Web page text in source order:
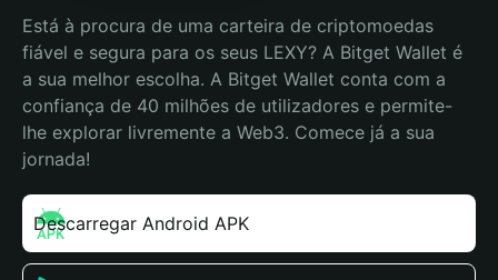
Está à procura de uma carteira de criptomoedas
fiável e segura para os seus LEXY? A Bitget Wallet é
a sua melhor escolha. A Bitget Wallet conta com a
confiança de 40 milhões de utilizadores e permite-
lhe explorar livremente a Web3. Comece já a sua
jornada!
Descarregar Android APK